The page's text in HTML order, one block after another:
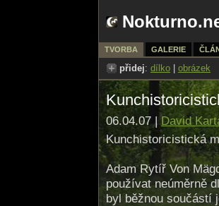
TVORBA GALERIE
přidej: dílko obrázek
06.04.07 | David
Kunchistoricistická
Adam Rytíř Von
používat neúměrně
byl běžnou součástí